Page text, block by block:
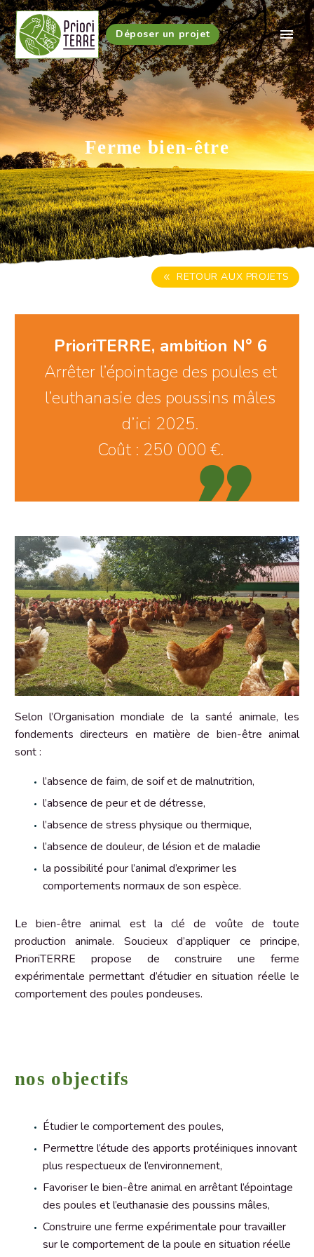
Déposer un projet
Ferme bien-être
8 RETOUR AUX PROJETS
PrioriTERRE, ambition N° 6
Arrêter l’épointage des poules et
l’euthanasie des poussins mâles
d’ici 2025.
Coût : 250 000 €.

Selon l’Organisation mondiale de la santé animale, les
fondements directeurs en matière de bien-être animal
sont :
l’absence de faim, de soif et de malnutrition,
l’absence de peur et de détresse,
l’absence de stress physique ou thermique,
l’absence de douleur, de lésion et de maladie
la possibilité pour l’animal d’exprimer les
comportements normaux de son espèce.
Le bien-être animal est la clé de voûte de toute
production animale. Soucieux d’appliquer ce principe,
PrioriTERRE propose de construire une ferme
expérimentale permettant d’étudier en situation réelle le
comportement des poules pondeuses.
nos objectifs
Étudier le comportement des poules,
Permettre l’étude des apports protéiniques innovant
plus respectueux de l’environnement,
Favoriser le bien-être animal en arrêtant l’épointage
des poules et l’euthanasie des poussins mâles,
Construire une ferme expérimentale pour travailler
sur le comportement de la poule en situation réelle